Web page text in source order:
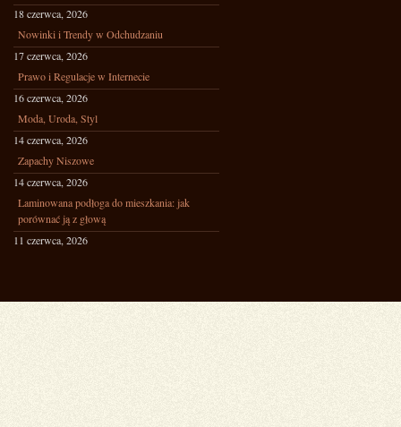
18 czerwca, 2026
Nowinki i Trendy w Odchudzaniu
17 czerwca, 2026
Prawo i Regulacje w Internecie
16 czerwca, 2026
Moda, Uroda, Styl
14 czerwca, 2026
Zapachy Niszowe
14 czerwca, 2026
Laminowana podłoga do mieszkania: jak
porównać ją z głową
11 czerwca, 2026